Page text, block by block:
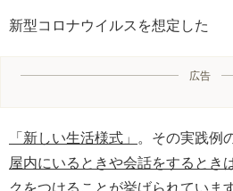
新型コロナウイルスを想定した
広告
「新しい生活様式」 。その実践例
屋内にいるときや会話をするとき